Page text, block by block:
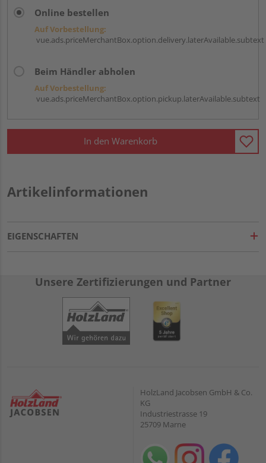
Online bestellen
Auf Vorbestellung:
vue.ads.priceMerchantBox.option.delivery.laterAvailable.subtext
Beim Händler abholen
Auf Vorbestellung:
vue.ads.priceMerchantBox.option.pickup.laterAvailable.subtext
In den Warenkorb
Artikelinformationen
EIGENSCHAFTEN
Unsere Zertifizierungen und Partner
HolzLand Jacobsen GmbH & Co.
KG
Industriestrasse 19
25709 Marne